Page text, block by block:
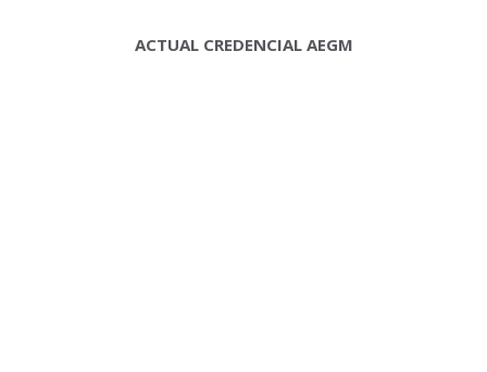
ACTUAL CREDENCIAL AEGM